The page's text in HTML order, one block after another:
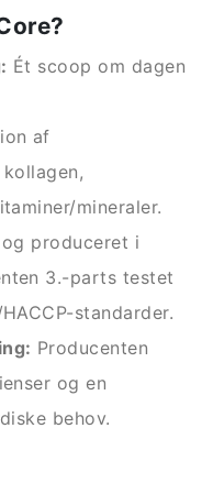
Ét scoop om dagen
af
mineraler.
produceret i
3.-parts testet
standarder.
Producenten
og en
behov.